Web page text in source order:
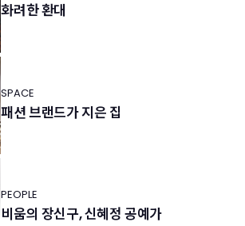
화려한 환대
SPACE
패션 브랜드가 지은 집
PEOPLE
비움의 장신구, 신혜정 공예가